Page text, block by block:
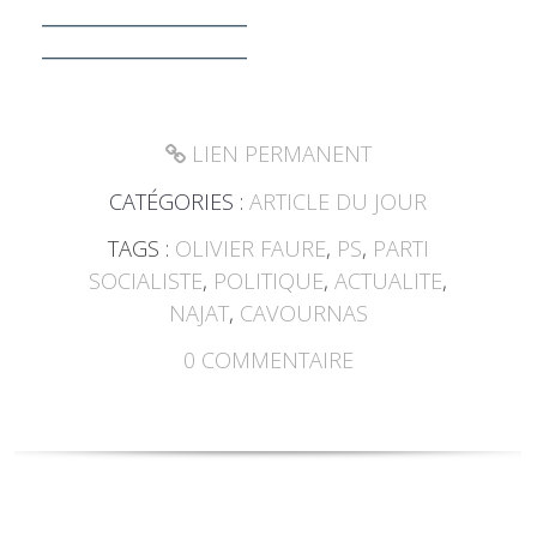
LIEN PERMANENT
CATÉGORIES :ARTICLE DU JOUR
TAGS : OLIVIER FAURE, PS, PARTI
SOCIALISTE, POLITIQUE,ACTUALITE,
NAJAT, CAVOURNAS
0 COMMENTAIRE